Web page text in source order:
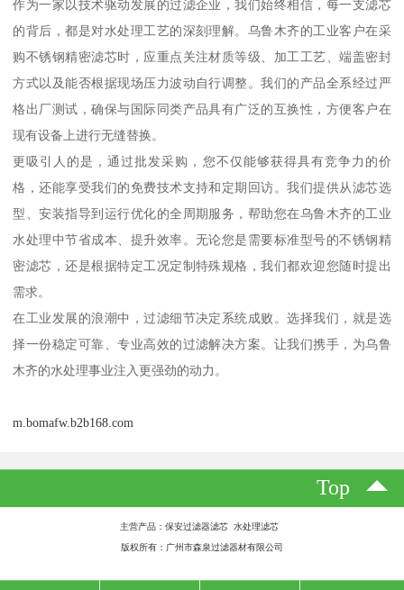
作为一家以技术驱动发展的过滤企业，我们始终相信，每一支滤芯
的背后，都是对水处理工艺的深刻理解。乌鲁木齐的工业客户在采
购不锈钢精密滤芯时，应重点关注材质等级、加工工艺、端盖密封
方式以及能否根据现场压力波动自行调整。我们的产品全系经过严
格出厂测试，确保与国际同类产品具有广泛的互换性，方便客户在
现有设备上进行无缝替换。
更吸引人的是，通过批发采购，您不仅能够获得具有竞争力的价
格，还能享受我们的免费技术支持和定期回访。我们提供从滤芯选
型、安装指导到运行优化的全周期服务，帮助您在乌鲁木齐的工业
水处理中节省成本、提升效率。无论您是需要标准型号的不锈钢精
密滤芯，还是根据特定工况定制特殊规格，我们都欢迎您随时提出
需求。
在工业发展的浪潮中，过滤细节决定系统成败。选择我们，就是选
择一份稳定可靠、专业高效的过滤解决方案。让我们携手，为乌鲁
木齐的水处理事业注入更强劲的动力。
m.bomafw.b2b168.com
Top
主营产品：保安过滤器滤芯 水处理滤芯
版权所有：广州市森泉过滤器材有限公司